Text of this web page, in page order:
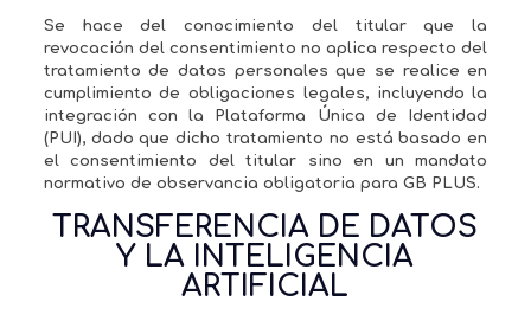
Se hace del conocimiento del titular que la
revocación del consentimiento no aplica respecto del
tratamiento de datos personales que se realice en
cumplimiento de obligaciones legales, incluyendo la
integración con la Plataforma Única de Identidad
(PUI), dado que dicho tratamiento no está basado en
el consentimiento del titular sino en un mandato
normativo de observancia obligatoria para GB PLUS.
TRANSFERENCIA DE DATOS
Y LA INTELIGENCIA
ARTIFICIAL